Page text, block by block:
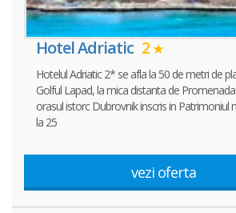
Hotel Adriatic 2
Hotelul Adriatic 2* se afla la 50 de metri de
Golful Lapad, la mica distanta de
orasul istorc Dubrovnik inscris in Patrimoniul
la 25
vezi oferta